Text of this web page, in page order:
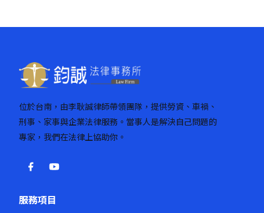
位於台南，由李耿誠律師帶領團隊，提供勞資、車禍、
刑事、家事與企業法律服務。當事人是解決自己問題的
專家，我們在法律上協助你。
服務項目